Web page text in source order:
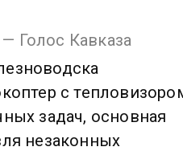
Голос Кавказа
с
задач, основная
незаконных